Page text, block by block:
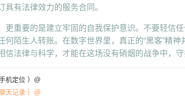
具有法律效力的服务合同。
更重要的是建立牢固的自我保护意识。不要轻信
何陌生人转账。在数字世界里，真正的“黑客”精
信法律与科学，才能在这场没有硝烟的战争中，守
机定位 ）@
天记录 ）@